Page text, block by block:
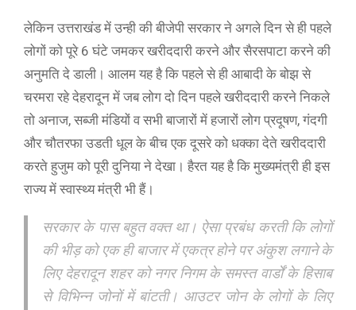
लेकिन उत्तराखंड में उन्ही की बीजेपी सरकार ने अगले दिन से ही पहले
लोगों को पूरे 6 घंटे जमकर खरीददारी करने और सैरसपाटा करने की
अनुमति दे डाली। आलम यह है कि पहले से ही आबादी के बोझ से
चरमरा रहे देहरादून में जब लोग दो दिन पहले खरीददारी करने निकले
तो अनाज, सब्जी मंडियों व सभी बाजारों में हजारों लोग प्रदूषण, गंदगी
और चौतरफा उडती धूल के बीच एक दूसरे को धक्का देते खरीददारी
करते हुजुम को पूरी दुनिया ने देखा। हैरत यह है कि मुख्यमंत्री ही इस
राज्य में स्वास्थ्य मंत्री भी हैं।
सरकार के पास बहुत वक्त था। ऐसा प्रबंध करती कि लोगों
की भीड़ को एक ही बाजार में एकत्र होने पर अंकुश लगाने के
लिए देहरादून शहर को नगर निगम के समस्त वार्डों के हिसाब
से विभिन्न जोनों में बांटती। आउटर जोन के लोगों के लिए